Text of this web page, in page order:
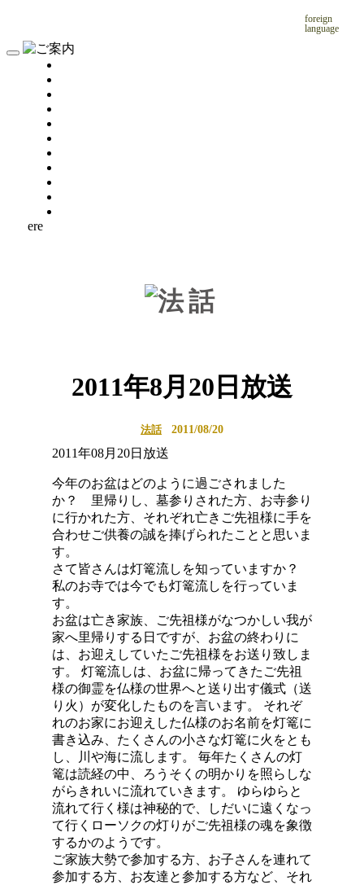
foreign
language
ere
2011年8月20日放送
法話2011/08/20
2011年08月20日放送
今年のお盆はどのように過ごされました
か？ 里帰りし、墓参りされた方、お寺参り
に行かれた方、それぞれ亡きご先祖様に手を
合わせご供養の誠を捧げられたことと思いま
す。
さて皆さんは灯篭流しを知っていますか？
私のお寺では今でも灯篭流しを行っていま
す。
お盆は亡き家族、ご先祖様がなつかしい我が
家へ里帰りする日ですが、お盆の終わりに
は、お迎えしていたご先祖様をお送り致しま
す。 灯篭流しは、お盆に帰ってきたご先祖
様の御霊を仏様の世界へと送り出す儀式（送
り火）が変化したものを言います。 それぞ
れのお家にお迎えした仏様のお名前を灯篭に
書き込み、たくさんの小さな灯篭に火をとも
し、川や海に流します。 毎年たくさんの灯
篭は読経の中、ろうそくの明かりを照らしな
がらきれいに流れていきます。 ゆらゆらと
流れて行く様は神秘的で、しだいに遠くなっ
て行くローソクの灯りがご先祖様の魂を象徴
するかのようです。
ご家族大勢で参加する方、お子さんを連れて
参加する方、お友達と参加する方など、それ